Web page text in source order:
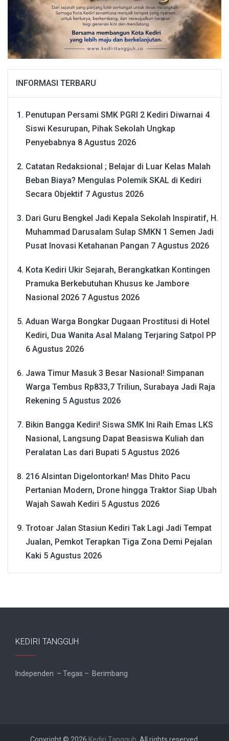
INFORMASI TERBARU
Penutupan Persami SMK PGRI 2 Kediri Diwarnai 4
Siswi Kesurupan, Pihak Sekolah Ungkap
Penyebabnya 8 Agustus 2026
Catatan Redaksional ; Belajar di Luar Kelas Malah
Beban Biaya? Mengulas Polemik SKAL di Kediri
Secara Objektif 7 Agustus 2026
Dari Guru Bengkel Jadi Kepala Sekolah Inspiratif, H.
Muhammad Darusalam Sulap SMKN 1 Semen Jadi
Pusat Inovasi Ketahanan Pangan 7 Agustus 2026
Kota Kediri Ukir Sejarah, Berangkatkan Kontingen
Pramuka Berkebutuhan Khusus ke Jambore
Nasional 2026 7 Agustus 2026
Aduan Warga Bongkar Dugaan Prostitusi di Hotel
Kediri, Dua Wanita Asal Malang Terjaring Satpol PP
6 Agustus 2026
Jawa Timur Masuk 3 Besar Nasional! Simpanan
Warga Tembus Rp833,7 Triliun, Surabaya Jadi Raja
Rekening 5 Agustus 2026
Bikin Bangga Kediri! Siswa SMK Ini Raih Emas LKS
Nasional, Langsung Dapat Beasiswa Kuliah dan
Peralatan Las dari Bupati 5 Agustus 2026
216 Alsintan Digelontorkan! Mas Dhito Pacu
Pertanian Modern, Drone hingga Traktor Siap Ubah
Wajah Sawah Kediri 5 Agustus 2026
Trotoar Jalan Stasiun Kediri Tak Lagi Jadi Tempat
Jualan, Pemkot Terapkan Tiga Zona Demi Pejalan
Kaki 5 Agustus 2026
KEDIRI TANGGUH
Independen – Tegas – Berimbang